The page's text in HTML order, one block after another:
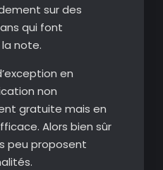
sur des
qui font
note.
en
non
gratuite mais en
Alors bien sûr
peu proposent